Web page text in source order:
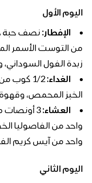
اليوم الأول
الإفطار: نصف حبة
من التوست الأسمر
زبدة الفول السوداني،
الغداء:
1/2 كوب
الخبز المحمص،
العشاء:
3
واحد من الفاصوليا
واحد من آيس كريم
اليوم الثاني